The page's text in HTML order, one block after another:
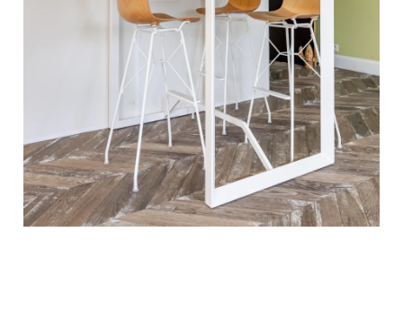
rangement personnelle et mobile pour les membres
de votre tribu
Bureaux partagés : un outil efficace pour éviter le
désordre dans les espaces communs
Salles de réunion : pour conserver du matériel ou
des dossiers à proximité